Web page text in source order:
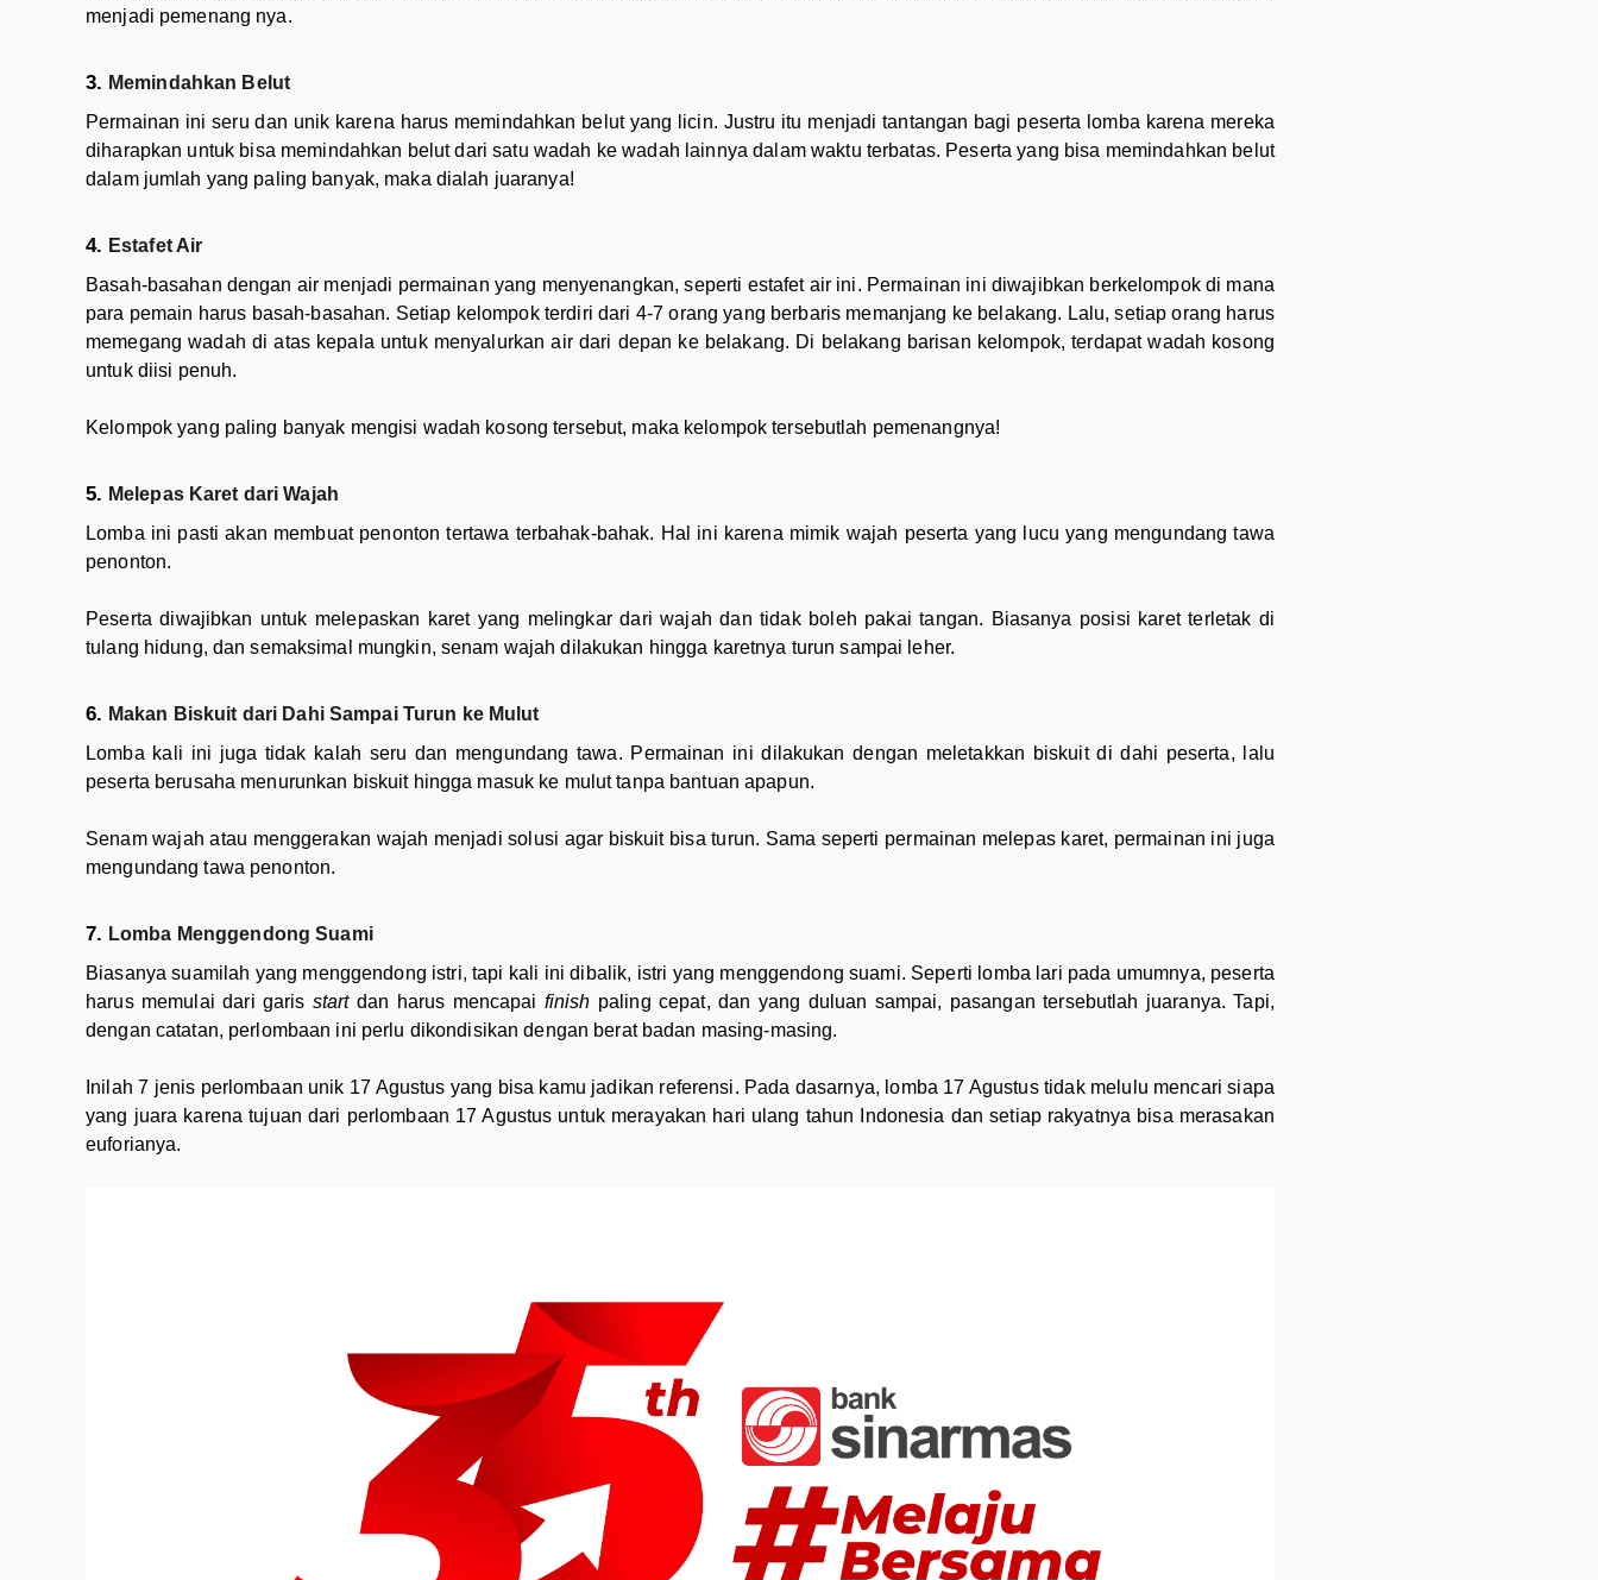
menjadi pemenang nya.
Memindahkan Belut
Permainan ini seru dan unik karena harus memindahkan belut yang licin. Justru itu menjadi tantangan bagi peserta lomba karena mereka
diharapkan untuk bisa memindahkan belut dari satu wadah ke wadah lainnya dalam waktu terbatas. Peserta yang bisa memindahkan belut
dalam jumlah yang paling banyak, maka dialah juaranya!
Estafet Air
Basah-basahan dengan air menjadi permainan yang menyenangkan, seperti estafet air ini. Permainan ini diwajibkan berkelompok di mana
para pemain harus basah-basahan. Setiap kelompok terdiri dari 4-7 orang yang berbaris memanjang ke belakang. Lalu, setiap orang harus
memegang wadah di atas kepala untuk menyalurkan air dari depan ke belakang. Di belakang barisan kelompok, terdapat wadah kosong
untuk diisi penuh.
Kelompok yang paling banyak mengisi wadah kosong tersebut, maka kelompok tersebutlah pemenangnya!
Melepas Karet dari Wajah
Lomba ini pasti akan membuat penonton tertawa terbahak-bahak. Hal ini karena mimik wajah peserta yang lucu yang mengundang tawa
penonton.
Peserta diwajibkan untuk melepaskan karet yang melingkar dari wajah dan tidak boleh pakai tangan. Biasanya posisi karet terletak di
tulang hidung, dan semaksimal mungkin, senam wajah dilakukan hingga karetnya turun sampai leher.
Makan Biskuit dari Dahi Sampai Turun ke Mulut
Lomba kali ini juga tidak kalah seru dan mengundang tawa. Permainan ini dilakukan dengan meletakkan biskuit di dahi peserta, lalu
peserta berusaha menurunkan biskuit hingga masuk ke mulut tanpa bantuan apapun.
Senam wajah atau menggerakan wajah menjadi solusi agar biskuit bisa turun. Sama seperti permainan melepas karet, permainan ini juga
mengundang tawa penonton.
Lomba Menggendong Suami
Biasanya suamilah yang menggendong istri, tapi kali ini dibalik, istri yang menggendong suami. Seperti lomba lari pada umumnya, peserta
harus memulai dari garis startdan harus mencapai finish paling cepat, dan yang duluan sampai, pasangan tersebutlah juaranya. Tapi,
dengan catatan, perlombaan ini perlu dikondisikan dengan berat badan masing-masing.
Inilah 7 jenis perlombaan unik 17 Agustus yang bisa kamu jadikan referensi. Pada dasarnya, lomba 17 Agustus tidak melulu mencari siapa
yang juara karena tujuan dari perlombaan 17 Agustus untuk merayakan hari ulang tahun Indonesia dan setiap rakyatnya bisa merasakan
euforianya.